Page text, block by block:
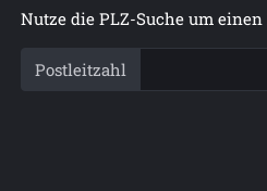
Nutze die PLZ-Suche um
Postleitzahl